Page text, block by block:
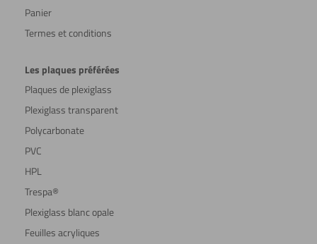
Panier
Termes et conditions
Les plaques préférées
Plaques de plexiglass
Plexiglass transparent
Polycarbonate
PVC
HPL
Trespa®
Plexiglass blanc opale
Feuilles acryliques